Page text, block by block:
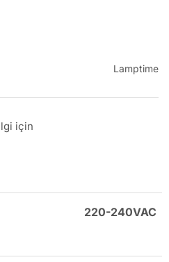
Lamptime
için
220-240VAC